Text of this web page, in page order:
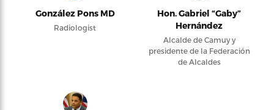
González Pons MD
Radiologist
Hon. Gabriel “Gaby”
Hernández
Alcalde de Camuy y
presidente de la Federación
de Alcaldes